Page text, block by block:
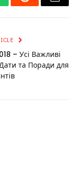
Reddit Email
– Усі Важливі
та Поради для